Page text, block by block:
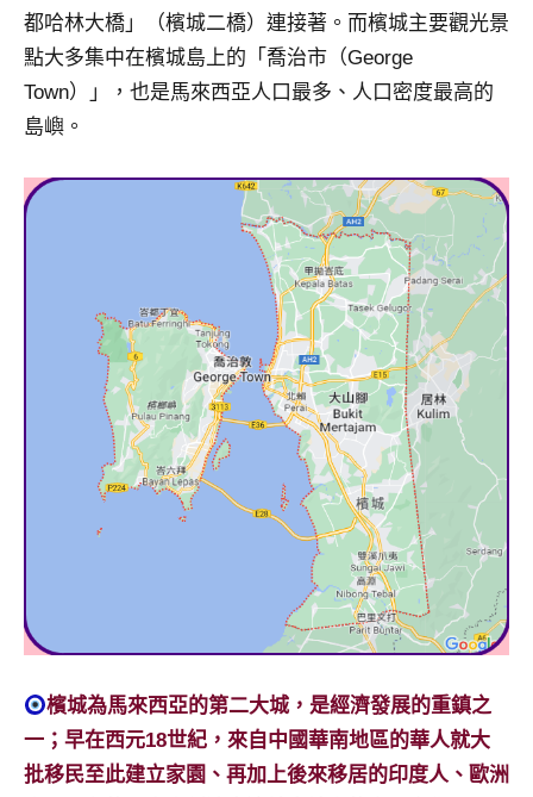
都哈林大橋」（檳城二橋）連接著。而檳城主要觀光景
點大多集中在檳城島上的「喬治市（George
Town）」，也是馬來西亞人口最多、人口密度最高的
島嶼。
檳城為馬來西亞的第二大城，是經濟發展的重鎮之
一；早在西元18世紀，來自中國華南地區的華人就大
批移民至此建立家園、再加上後來移居的印度人、歐洲